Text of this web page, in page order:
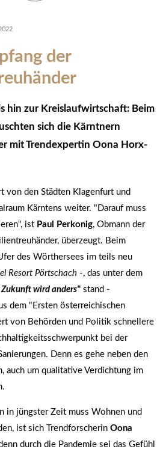
der
hin zur Kreislaufwirtschaft: Beim
sich die Kärntnern
mit Trendexpertin Oona Horx-
von den Städten Klagenfurt und
Kärntens weiter. "Darauf muss
ist Paul Perkonig, Obmann der
überzeugt. Beim
des Wörthersees im teils neu
Resort Pörtschach -, das unter dem
Zukunft wird anders" stand -
dem "Ersten österreichischen
von Behörden und Politik schnellere
bei der
Denn es gehe neben den
auch um qualitative Verdichtung im
in jüngster Zeit muss Wohnen und
ist sich Trendforscherin Oona
durch die Pandemie sei das Gefühl